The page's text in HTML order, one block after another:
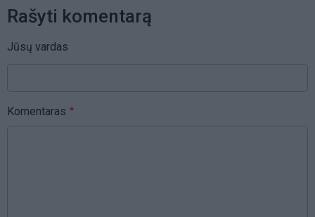
Rašyti komentarą
Jūsų vardas
Komentaras